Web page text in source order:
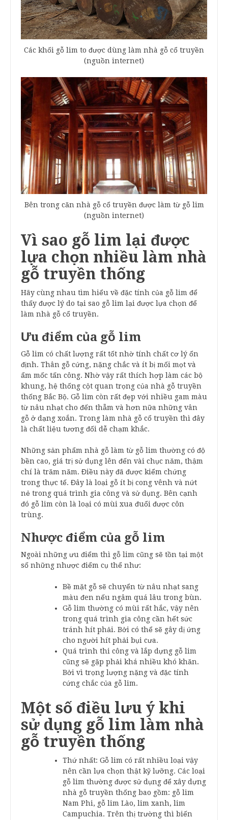
Các khối gỗ lim to được dùng làm nhà gỗ cổ truyền
(nguồn internet)
Bên trong căn nhà gỗ cổ truyền được làm từ gỗ lim
(nguồn internet)
Vì sao gỗ lim lại được
lựa chọn nhiều làm nhà
gỗ truyền thống
Hãy cùng nhau tìm hiểu về đặc tính của gỗ lim để
thấy được lý do tại sao gỗ lim lại được lựa chọn để
làm nhà gỗ cổ truyền.
Ưu điểm của gỗ lim
Gỗ lim có chất lượng rất tốt nhờ tính chất cơ lý ổn
định. Thân gỗ cứng, nặng chắc và ít bị mối mọt và
ẩm mốc tấn công. Nhờ vậy rất thích hợp làm các bộ
khung, hệ thống cột quan trọng của nhà gỗ truyền
thống Bắc Bộ. Gỗ lim còn rất đẹp với nhiều gam màu
từ nâu nhạt cho đến thẫm và hơn nữa những vân
gỗ ở dạng xoắn. Trong làm nhà gỗ cổ truyền thì đây
là chất liệu tương đối dễ chạm khắc.
Những sản phẩm nhà gỗ làm từ gỗ lim thường có độ
bền cao, giá trị sử dụng lên đến vài chục năm, thậm
chí là trăm năm. Điều này đã được kiểm chứng
trong thực tế. Đây là loại gỗ ít bị cong vênh và nứt
nẻ trong quá trình gia công và sử dụng. Bên cạnh
đó gỗ lim còn là loại có mùi xua đuổi được côn
trùng.
Nhược điểm của gỗ lim
Ngoài những ưu điểm thì gỗ lim cũng sẽ tồn tại một
số những nhược điểm cụ thể như:
Bề mặt gỗ sẽ chuyển từ nâu nhạt sang
màu đen nếu ngâm quá lâu trong bùn.
Gỗ lim thường có mùi rất hắc, vậy nên
trong quá trình gia công cần hết sức
tránh hít phải. Bởi có thể sẽ gây dị ứng
cho người hít phải bụi cưa.
Quá trình thi công và lắp dựng gỗ lim
cũng sẽ gặp phải khá nhiều khó khăn.
Bởi vì trọng lượng nặng và đặc tính
cứng chắc của gỗ lim.
Một số điều lưu ý khi
sử dụng gỗ lim làm nhà
gỗ truyền thống
Thứ nhất: Gỗ lim có rất nhiều loại vậy
nên cần lựa chọn thật kỹ lưỡng. Các loại
gỗ lim thường được sử dụng để xây dựng
nhà gỗ truyền thống bao gồm: gỗ lim
Nam Phi, gỗ lim Lào, lim xanh, lim
Campuchia. Trên thị trường thì biến